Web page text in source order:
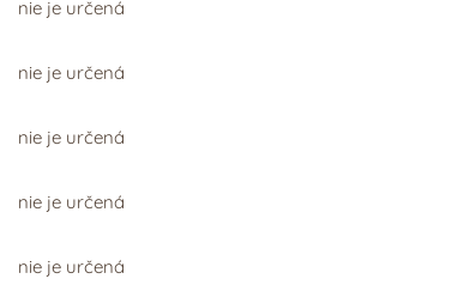
nie je určená
nie je určená
nie je určená
nie je určená
nie je určená